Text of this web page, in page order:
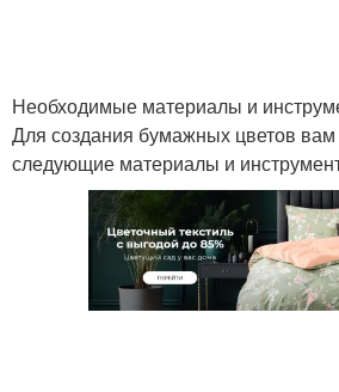
Необходимые материалы и
Для создания бумажных цветов вам
следующие материалы и